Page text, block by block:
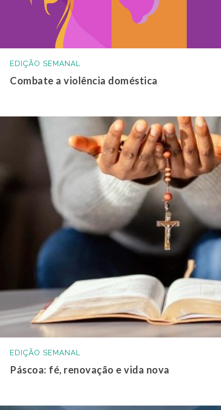
EDIÇÃO SEMANAL
Combate a violência doméstica
EDIÇÃO SEMANAL
Páscoa: fé, renovação e vida nova